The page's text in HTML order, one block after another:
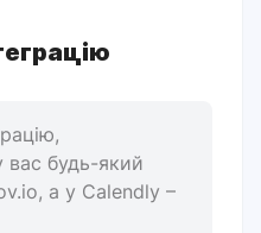
вас будь-який
а у Calendly –